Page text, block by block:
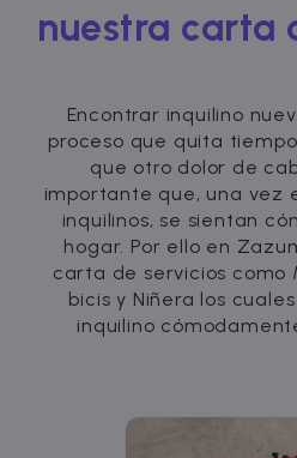
nuestra carta
Encontrar inquilino
proceso que quita
que otro dolor de
importante que, una vez
inquilinos, se sientan
hogar. Por ello en
carta de servicios como
bicis y Niñera los
inquilino